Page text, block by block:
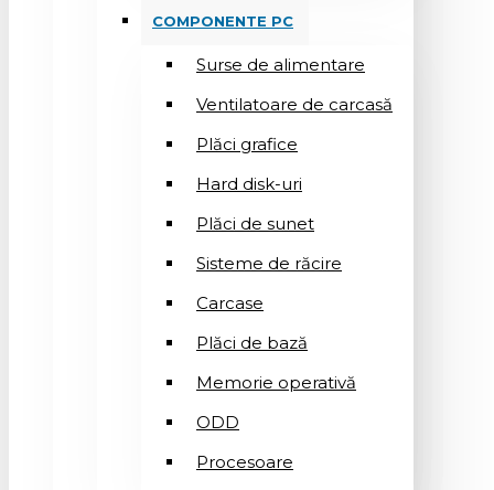
COMPONENTE PC
Surse de alimentare
Ventilatoare de carcasă
Plăci grafice
Hard disk-uri
Plăci de sunet
Sisteme de răcire
Carcase
Plăci de bază
Memorie operativă
ODD
Procesoare